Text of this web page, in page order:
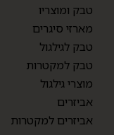
טבק ומוצריו
מארזי סיגרים
טבק לגילגול
טבק למקטרות
מוצרי גילגול
אביזרים
אביזרים למקטרות